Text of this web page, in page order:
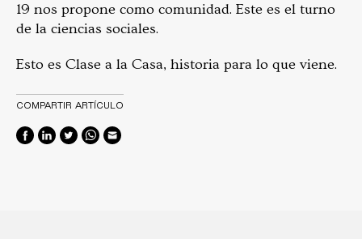
19 nos propone como comunidad. Este es el turno
de la ciencias sociales.
Esto es Clase a la Casa, historia para lo que viene.
COMPARTIR ARTÍCULO